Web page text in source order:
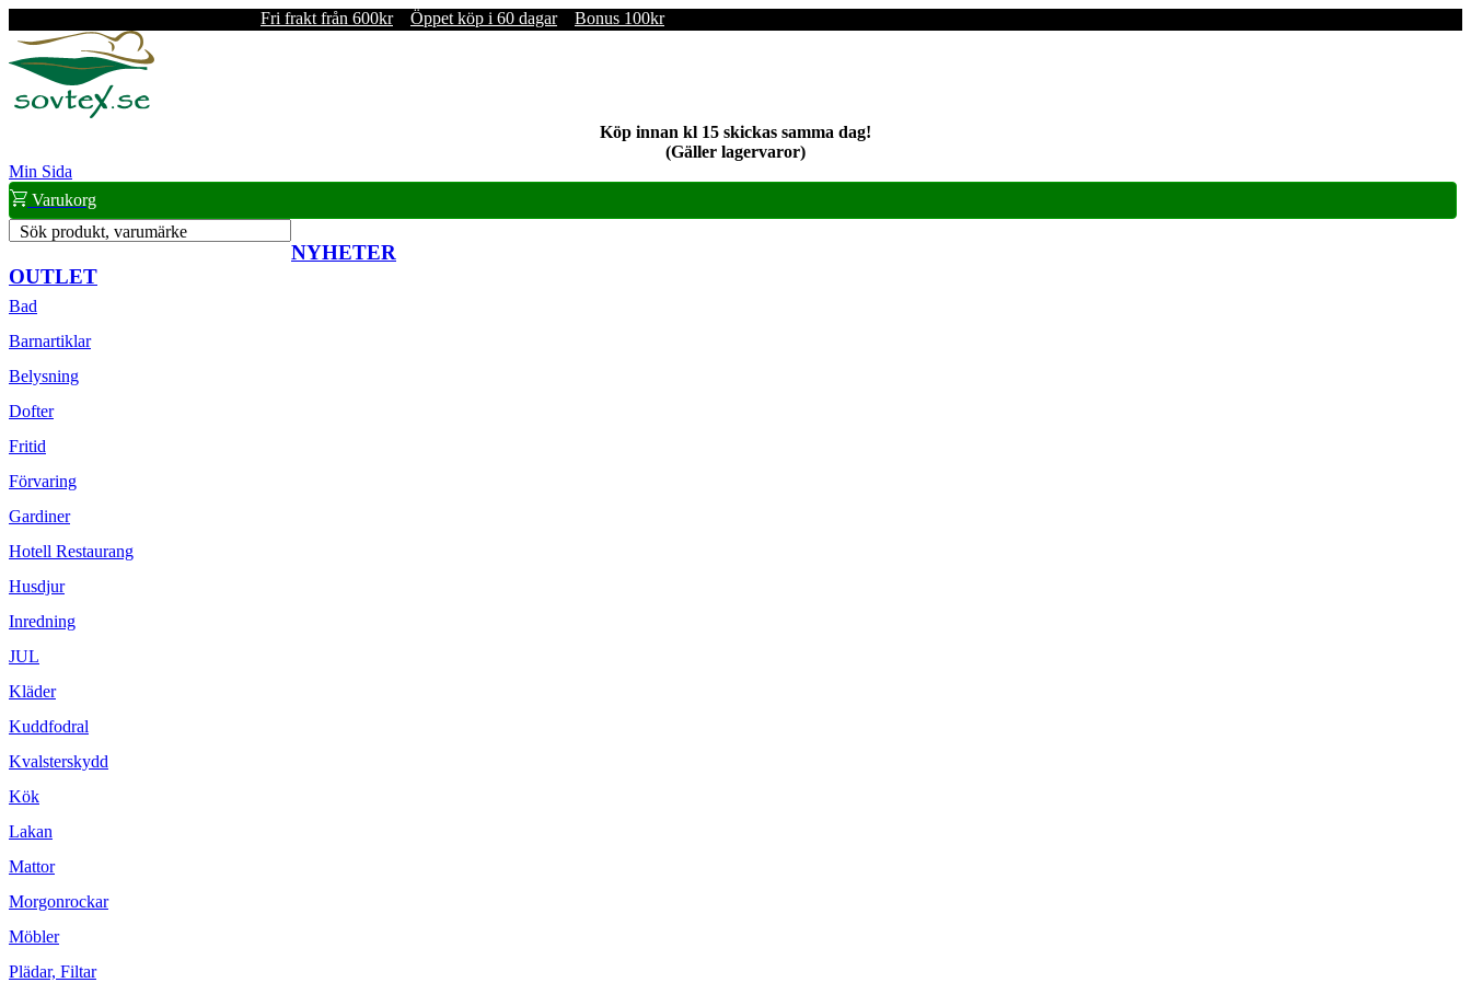
Fri frakt från 600kr Öppet köp i 60 dagar Bonus 100kr
Köp innan kl 15 skickas samma dag!
(Gäller lagervaror)
Min Sida
Varukorg
Sök produkt, varumärke
NYHETER
OUTLET
Bad
Barnartiklar
Belysning
Dofter
Fritid
Förvaring
Gardiner
Hotell Restaurang
Husdjur
Inredning
JUL
Kläder
Kuddfodral
Kvalsterskydd
Kök
Lakan
Mattor
Morgonrockar
Möbler
Plädar, Filtar